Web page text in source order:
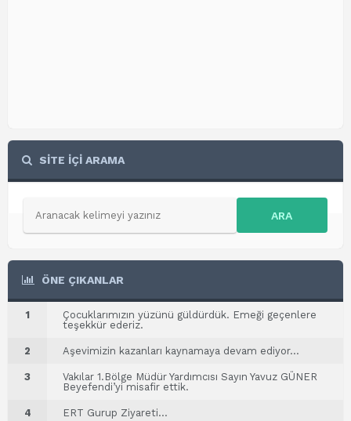
SİTE İÇİ ARAMA
ARA
ÖNE ÇIKANLAR
1
Çocuklarımızın yüzünü güldürdük. Emeği geçenlere
teşekkür ederiz.
2 Aşevimizin kazanları kaynamaya devam ediyor…
3
Vakılar 1.Bölge Müdür Yardımcısı Sayın Yavuz GÜNER
Beyefendi’yi misafir ettik.
4 ERT Gurup Ziyareti…